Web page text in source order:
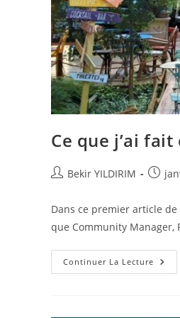
Ce que j’ai fait
Auteur/autrice
publication :
Bekir YILDIRIM
Dans ce premier article
que Community Manager,
Continuer La Lecture Ce
Que